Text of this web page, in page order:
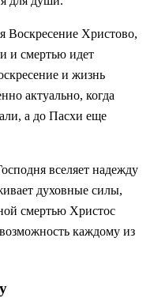
Воскресение Христово,
и смертью идет
и жизнь
актуально, когда
а до Пасхи еще
вселяет надежду
духовные силы,
смертью Христос
каждому из